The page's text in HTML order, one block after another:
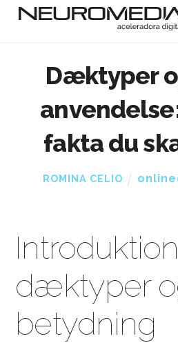
Dæktyper
fakta du
ROMINA CELIO
dæktyper
betydning